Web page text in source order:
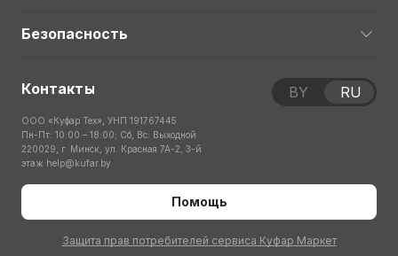
Безопасность
Контакты
ООО «Куфар Тех», УНП 191767445
Пн-Пт: 10:00 – 18:00; Сб, Вс: Выходной
220029, г. Минск, ул. Красная 7А-2, 3-й
этаж help@kufar.by
Помощь
Защита прав потребителей сервиса Куфар Маркет
BY RU